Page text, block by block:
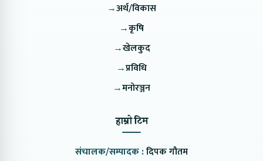
→अर्थ/विकास
→कृषि
→खेलकुद
→प्रविधि
→मनोरञ्जन
हाम्रो टिम
संचालक/सम्पादक :दिपक गौतम